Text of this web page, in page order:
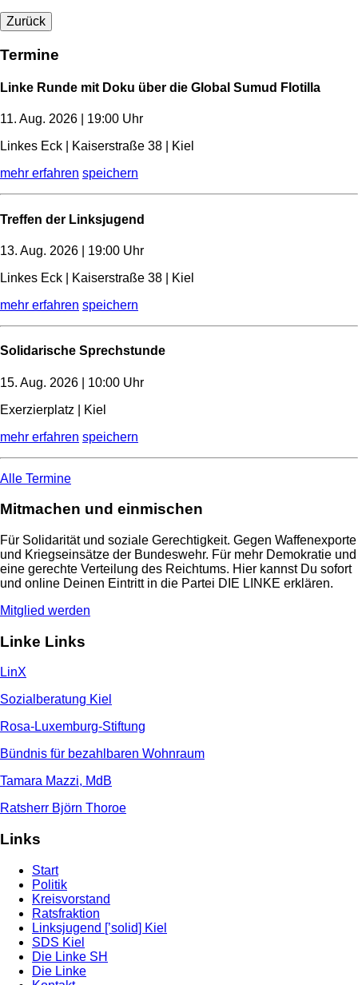
Zurück
Termine
Linke Runde mit Doku über die Global Sumud Flotilla
11. Aug. 2026 | 19:00 Uhr
Linkes Eck | Kaiserstraße 38 | Kiel
mehr erfahren speichern
Treffen der Linksjugend
13. Aug. 2026 | 19:00 Uhr
Linkes Eck | Kaiserstraße 38 | Kiel
mehr erfahren speichern
Solidarische Sprechstunde
15. Aug. 2026 | 10:00 Uhr
Exerzierplatz | Kiel
mehr erfahren speichern
Alle Termine
Mitmachen und einmischen
Für Solidarität und soziale Gerechtigkeit. Gegen Waffenexporte
und Kriegseinsätze der Bundeswehr. Für mehr Demokratie und
eine gerechte Verteilung des Reichtums. Hier kannst Du sofort
und online Deinen Eintritt in die Partei DIE LINKE erklären.
Mitglied werden
Linke Links
LinX
Sozialberatung Kiel
Rosa-Luxemburg-Stiftung
Bündnis für bezahlbaren Wohnraum
Tamara Mazzi, MdB
Ratsherr Björn Thoroe
Links
Start
Politik
Kreisvorstand
Ratsfraktion
Linksjugend [’solid] Kiel
SDS Kiel
Die Linke SH
Die Linke